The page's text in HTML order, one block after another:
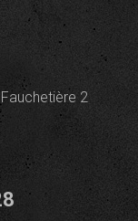
2